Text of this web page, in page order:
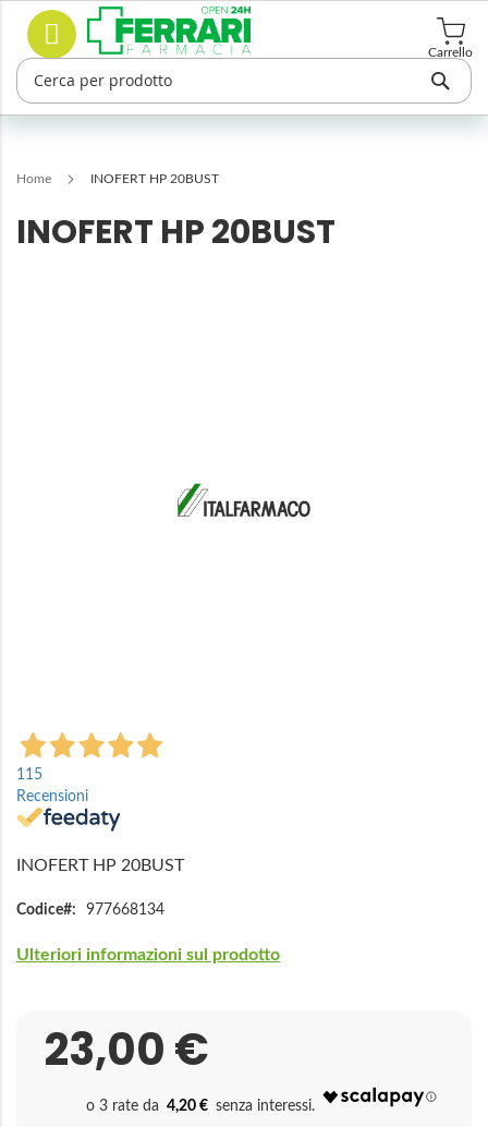
Salta
contenuto
Carrello
Cerca
Home INOFERT HP 20BUST
INOFERT HP 20BUST
Vai
all'inizio
della
galleria
di
115
Recensioni
INOFERT HP 20BUST
Codice 977668134
Ulteriori informazioni sul prodotto
23,00 €
4,20 €